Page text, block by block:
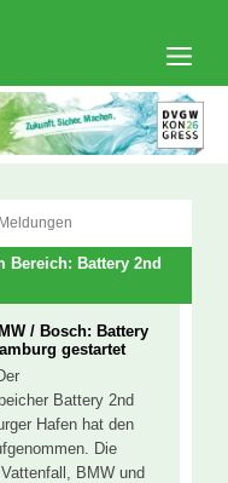
Bereich: Battery 2nd
/ Bosch: Battery
gestartet
Battery 2nd
Hafen hat den
Die
BMW und